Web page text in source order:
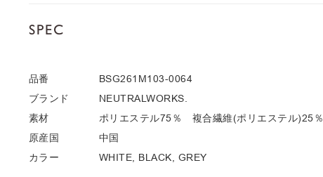
SPEC
品番
BSG261M103-0064
ブランド
NEUTRALWORKS.
素材
ポリエステル75％ 複合繊維(ポリエステル)25％
原産国
中国
カラー
WHITE, BLACK, GREY